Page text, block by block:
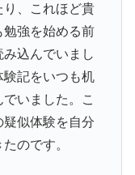
り、これほど貴
強を始める前
込んでいまし
記をいつも机
いました。こ
疑似体験を自分
のです。